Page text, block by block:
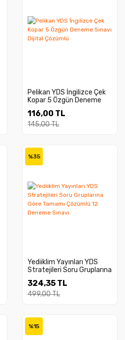
Pelikan YDS İngilizce Çek
Kopar 5 Özgün Deneme
116,00 TL
145,00 TL
%35
Yediiklim Yayınları YDS
Stratejileri Soru Gruplarına
Deneme Sınavı
324,35 TL
499,00 TL
%15